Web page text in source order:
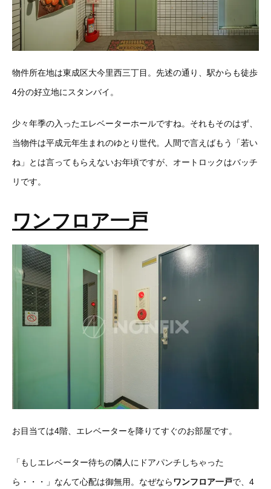
物件所在地は東成区大今里西三丁目。先述の通り、駅からも徒歩
4分の好立地にスタンバイ。
少々年季の入ったエレベーターホールですね。それもそのはず、
当物件は平成元年生まれのゆとり世代。人間で言えばもう「若い
ね」とは言ってもらえないお年頃ですが、オートロックはバッチ
リです。
ワンフロア一戸
お目当ては4階、エレベーターを降りてすぐのお部屋です。
「もしエレベーター待ちの隣人にドアパンチしちゃった
ら・・・」なんて心配は御無用。なぜならワンフロア一戸で、4